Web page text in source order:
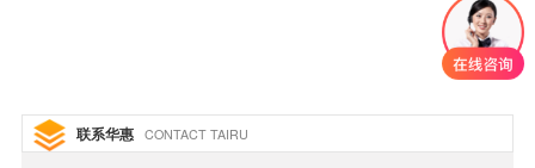
联系华惠 CONTACT TAIRU